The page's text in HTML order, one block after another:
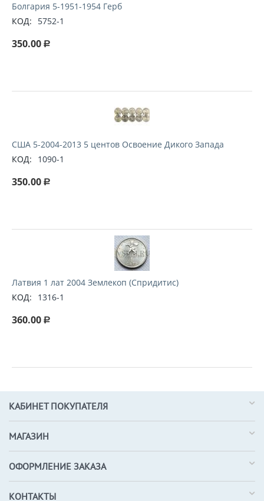
Болгария 5-1951-1954 Герб
КОД:
5752-1
350.00 Р
США 5-2004-2013 5 центов Освоение Дикого Запада
КОД:
1090-1
350.00 Р
Латвия 1 лат 2004 Землекоп (Спридитис)
КОД:
1316-1
360.00 Р
КАБИНЕТ ПОКУПАТЕЛЯ
МАГАЗИН
ОФОРМЛЕНИЕ ЗАКАЗА
КОНТАКТЫ